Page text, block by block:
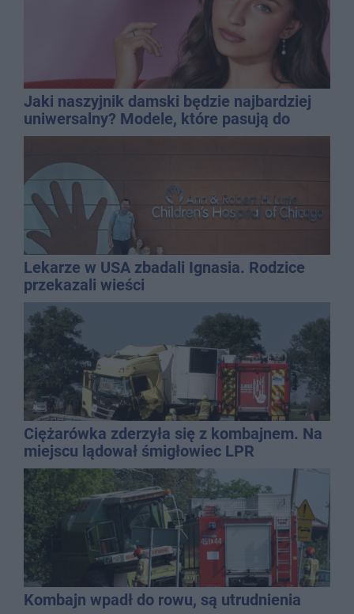
Jaki naszyjnik damski będzie najbardziej
uniwersalny? Modele, które pasują do
wielu stylizacji
Lekarze w USA zbadali Ignasia. Rodzice
przekazali wieści
Ciężarówka zderzyła się z kombajnem. Na
miejscu lądował śmigłowiec LPR
Kombajn wpadł do rowu, są utrudnienia